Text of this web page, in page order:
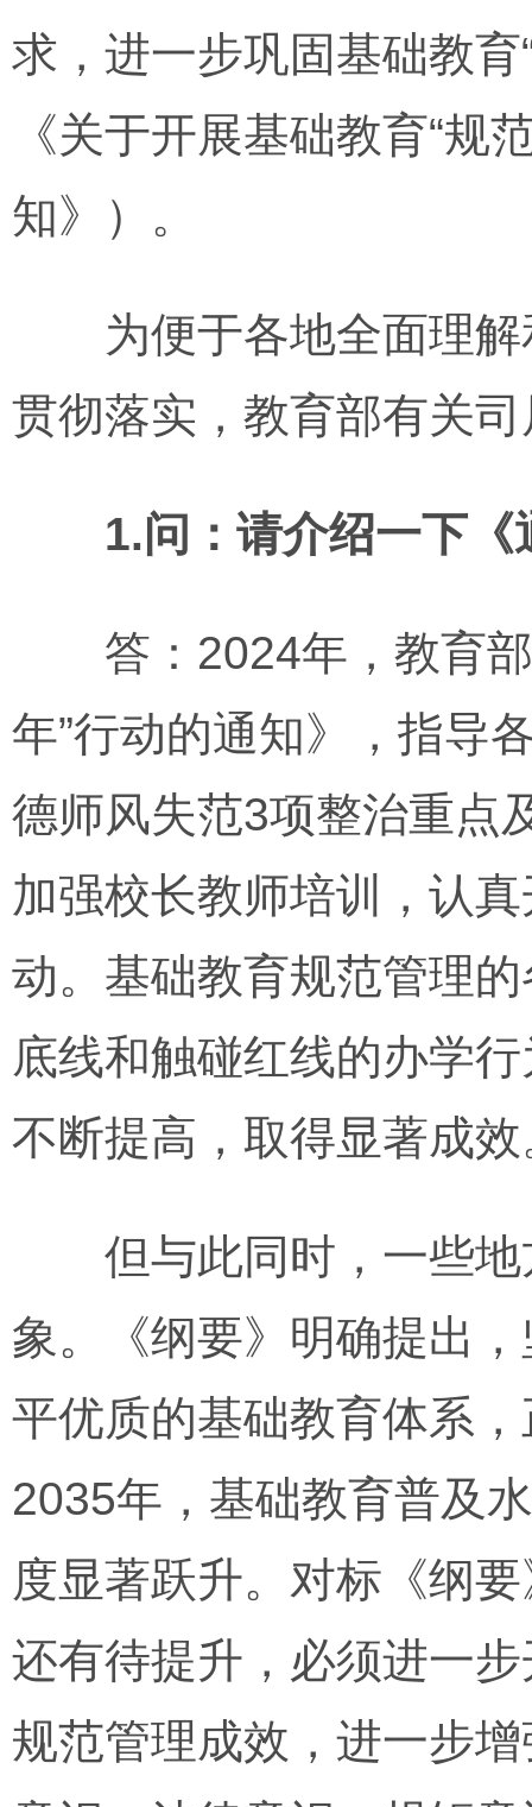
求，进一步巩固基础教
《关于开展基础教育“规
知》）。
为便于各地全面理解
贯彻落实，教育部有关
1.问：请介绍一下
答：2024年，教育部
年”行动的通知》，指导
德师风失范3项整治重点
加强校长教师培训，认
动。基础教育规范管理
底线和触碰红线的办学
不断提高，取得显著成效
但与此同时，一些地
象。《纲要》明确提出
平优质的基础教育体系
2035年，基础教育普及
度显著跃升。对标《纲
还有待提升，必须进一
规范管理成效，进一步